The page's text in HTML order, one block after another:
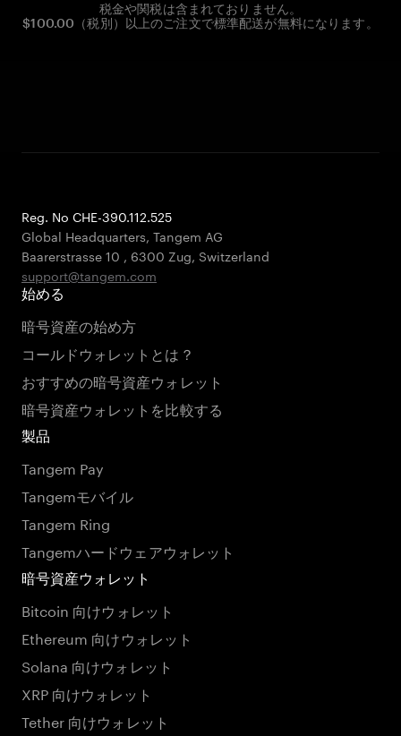
税金や関税は含まれておりません。
$100.00（税別）以上のご注文で標準配送が無料になります。
Reg. No CHE-390.112.525
Global Headquarters, Tangem AG
Baarerstrasse 10 , 6300 Zug, Switzerland
support@tangem.com
始める
暗号資産の始め方
コールドウォレットとは？
おすすめの暗号資産ウォレット
暗号資産ウォレットを比較する
製品
Tangem Pay
Tangemモバイル
Tangem Ring
Tangemハードウェアウォレット
暗号資産ウォレット
Bitcoin 向けウォレット
Ethereum 向けウォレット
Solana 向けウォレット
XRP 向けウォレット
Tether 向けウォレット